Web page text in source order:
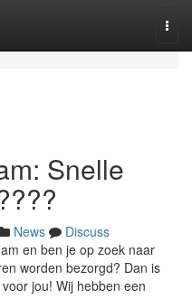
Snelle
News
Discuss
en ben je op zoek naar
worden bezorgd? Dan is
jou! Wij hebben een